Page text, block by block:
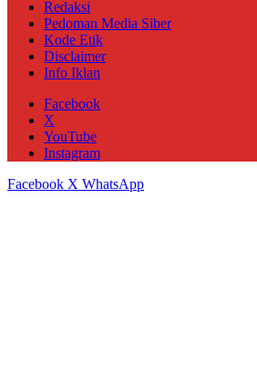
Redaksi
Pedoman Media Siber
Kode Etik
Disclaimer
Info Iklan
Facebook
X
YouTube
Instagram
Facebook X WhatsApp